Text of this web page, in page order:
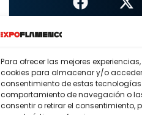
Para ofrecer las mejores
cookies para almacenar y/o
consentimiento de estas
comportamiento de navegación o
consentir o retirar el